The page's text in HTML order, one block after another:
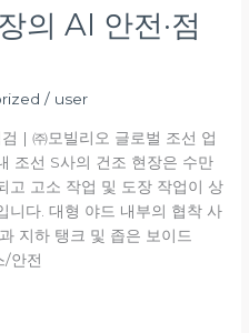
의 AI 안전·점
/ user
| ㈜모빌리오 글로벌 조선 업
조선 S사의 건조 현장은 수만
고 고소 작업 및 도장 작업이 상
니다. 대형 야드 내부의 협착 사
지하 탱크 및 좁은 보이드
/안전